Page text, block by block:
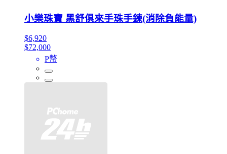
小樂珠寶 黑舒俱來手珠手鍊(消除負能量)
$6,920
$72,000
P幣